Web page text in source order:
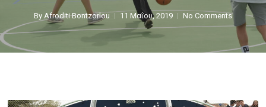
By Afroditi Bontzorlou 11 Μαΐου, 2019 No Comments